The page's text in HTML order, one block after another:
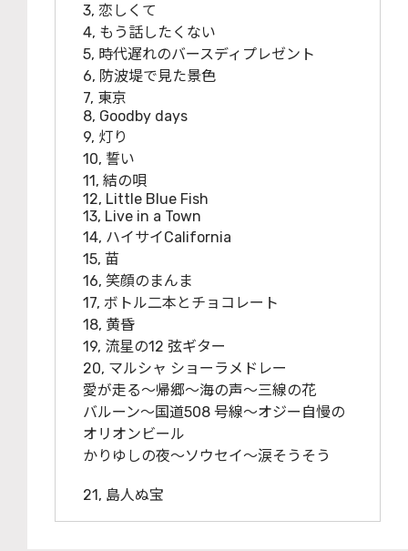
3, 恋しくて
4, もう話したくない
5, 時代遅れのバースディプレゼント
6, 防波堤で見た景色
7, 東京
8, Goodby days
9, 灯り
10, 誓い
11, 結の唄
12, Little Blue Fish
13, Live in a Town
14, ハイサイCalifornia
15, 苗
16, 笑顔のまんま
17, ボトル二本とチョコレート
18, 黄昏
19, 流星の12 弦ギター
20, マルシャ ショーラメドレー
愛が走る〜帰郷〜海の声〜三線の花
バルーン〜国道508 号線〜オジー自慢の
オリオンビール
かりゆしの夜〜ソウセイ〜涙そうそう
21, 島人ぬ宝